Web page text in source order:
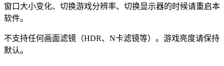
窗口大小变化、切换游戏分辨率、切换显示器的时候请重启本
软件。
不支持任何画面滤镜（HDR、N卡滤镜等）。游戏亮度请保持
默认。